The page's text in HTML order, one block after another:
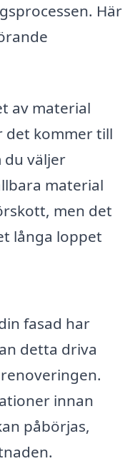
Här
av material
det kommer till
du väljer
material
men det
långa loppet
fasad har
detta driva
innan
påbörjas,